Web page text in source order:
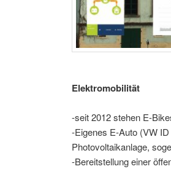
Elektromobilität
-seit 2012 stehen E-
-Eigenes E-Auto (VW
Photovoltaikanlage,
-Bereitstellung einer